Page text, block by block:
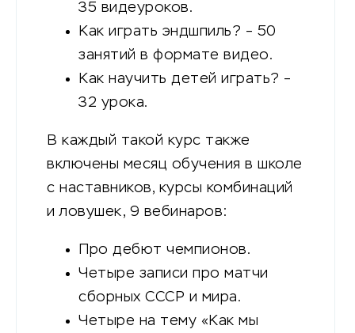
35 видеуроков.
Как играть эндшпиль? – 50
занятий в формате видео.
Как научить детей играть? –
32 урока.
В каждый такой курс также
включены месяц обучения в школе
с наставников, курсы комбинаций
и ловушек, 9 вебинаров:
Про дебют чемпионов.
Четыре записи про матчи
сборных СССР и мира.
Четыре на тему «Как мы